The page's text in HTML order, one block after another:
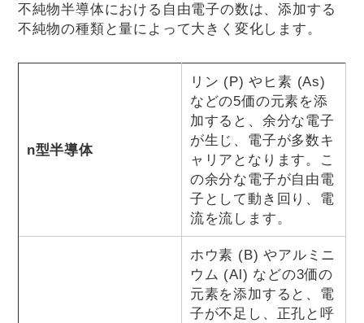
不純物半導体における自由電子の数は、添加する
不純物の種類と量によって大きく変化します。
n型半導体
リン (P) やヒ素 (As)
などの5価の元素を添
加すると、余分な電子
が生じ、電子が多数キ
ャリアとなります。こ
の余分な電子が自由電
子として動き回り、電
流を流します。
ホウ素 (B) やアルミニ
ウム (Al) などの3価の
元素を添加すると、電
子が不足し、正孔と呼